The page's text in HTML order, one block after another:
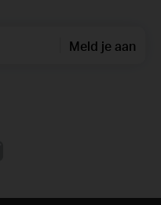
Meld je aan